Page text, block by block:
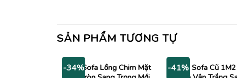
SẢN PHẨM TƯƠNG TỰ
-34%
Bàn Sofa Lồng Chim Mặt
-41%
Bàn Sofa Cũ